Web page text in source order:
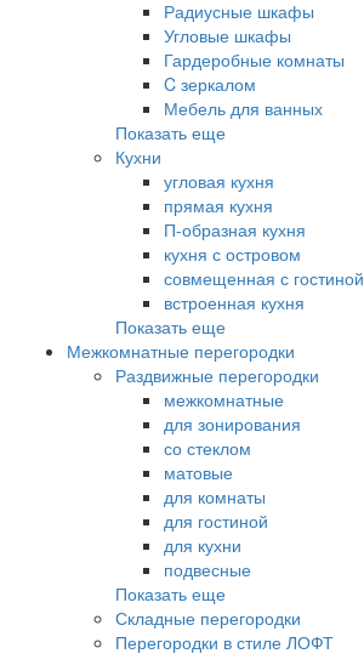
Радиусные шкафы
Угловые шкафы
Гардеробные комнаты
C зеркалом
Мебель для ванных
Показать еще
Кухни
угловая кухня
прямая кухня
П-образная кухня
кухня с островом
совмещенная с гостиной
встроенная кухня
Показать еще
Межкомнатные перегородки
Раздвижные перегородки
межкомнатные
для зонирования
со стеклом
матовые
для комнаты
для гостиной
для кухни
подвесные
Показать еще
Складные перегородки
Перегородки в стиле ЛОФТ